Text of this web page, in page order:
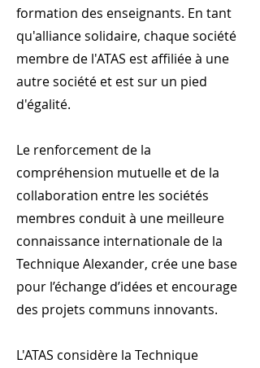
formation des enseignants. En tant
qu'alliance solidaire, chaque société
membre de l'ATAS est affiliée à une
autre société et est sur un pied
d'égalité.
Le renforcement de la
compréhension mutuelle et de la
collaboration entre les sociétés
membres conduit à une meilleure
connaissance internationale de la
Technique Alexander, crée une base
pour l’échange d’idées et encourage
des projets communs innovants.
L'ATAS considère la Technique